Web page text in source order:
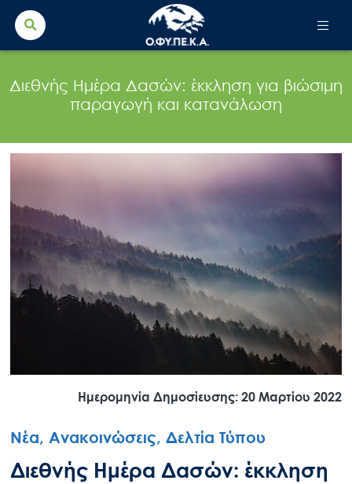
Search
for:
Διεθνής Ημέρα Δασών: έκκληση για βιώσιμη
παραγωγή και κατανάλωση
Ημερομηνία Δημοσίευσης: 20 Μαρτίου 2022
Νέα, Ανακοινώσεις, Δελτία Τύπου
Διεθνής Ημέρα Δασών: έκκληση